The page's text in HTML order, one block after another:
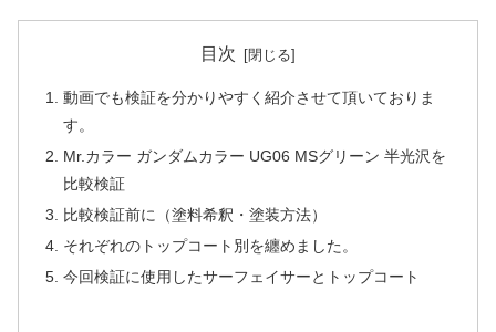
目次
動画でも検証を分かりやすく紹介させて頂いておりま
す。
Mr.カラー ガンダムカラー UG06 MSグリーン 半光沢を
比較検証
比較検証前に（塗料希釈・塗装方法）
それぞれのトップコート別を纏めました。
今回検証に使用したサーフェイサーとトップコート